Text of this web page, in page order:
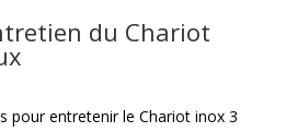
du Chariot
pour entretenir le Chariot inox 3